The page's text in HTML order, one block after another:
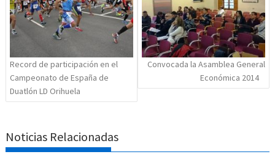
Record de participación en el
Campeonato de España de
Duatlón LD Orihuela
Convocada la Asamblea General
Económica 2014
Noticias Relacionadas